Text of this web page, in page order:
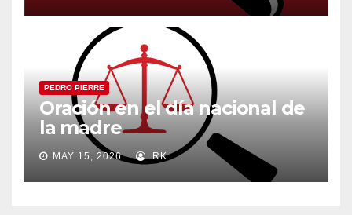
PEDRO PIERRE
Oración en el día nacional de
la madre
MAY 15, 2026 RK